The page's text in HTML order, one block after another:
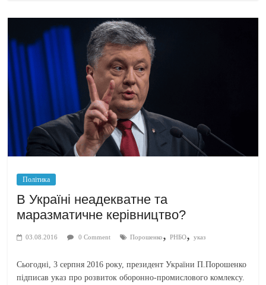
Політика
В Україні неадекватне та
маразматичне керівництво?
03.08.2016 0 Comment Порошенко,РНБО,указ
Сьогодні, 3 серпня 2016 року, президент України П.Порошенко
підписав указ про розвиток оборонно-промислового комлексу.